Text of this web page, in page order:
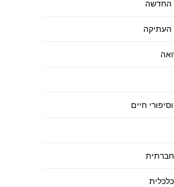
החדשה
העתיקה
חיים
חברתית